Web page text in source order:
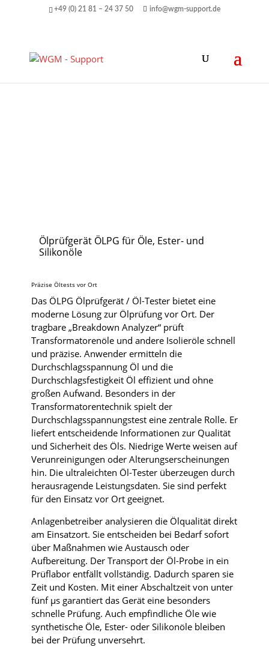
+49 (0) 21 81 – 24 37 50 info@wgm-support.de
Ölprüfgerät ÖLPG für Öle, Ester- und
Silikonöle
Präzise Öltests vor Ort
Das ÖLPG Ölprüfgerät / Öl-Tester bietet eine
moderne Lösung zur Ölprüfung vor Ort. Der
tragbare „Breakdown Analyzer“ prüft
Transformatorenöle und andere Isolieröle schnell
und präzise. Anwender ermitteln die
Durchschlagsspannung Öl und die
Durchschlagsfestigkeit Öl effizient und ohne
großen Aufwand. Besonders in der
Transformatorentechnik spielt der
Durchschlagsspannungstest eine zentrale Rolle. Er
liefert entscheidende Informationen zur Qualität
und Sicherheit des Öls. Niedrige Werte weisen auf
Verunreinigungen oder Alterungserscheinungen
hin. Die ultraleichten Öl-Tester überzeugen durch
herausragende Leistungsdaten. Sie sind perfekt
für den Einsatz vor Ort geeignet.
Anlagenbetreiber analysieren die Ölqualität direkt
am Einsatzort. Sie entscheiden bei Bedarf sofort
über Maßnahmen wie Austausch oder
Aufbereitung. Der Transport der Öl-Probe in ein
Prüflabor entfällt vollständig. Dadurch sparen sie
Zeit und Kosten. Mit einer Abschaltzeit von unter
fünf µs garantiert das Gerät eine besonders
schnelle Prüfung. Auch empfindliche Öle wie
synthetische Öle, Ester- oder Silikonöle bleiben
bei der Prüfung unversehrt.